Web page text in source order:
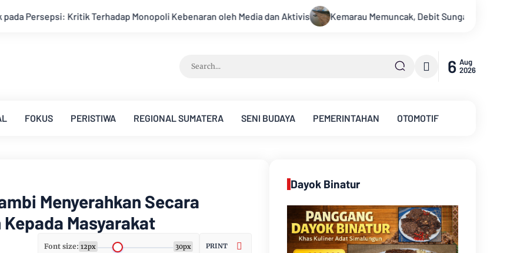
oleh Media dan Aktivis Kemarau Memuncak, Debit Sungai Batanghari Terus Menyusut, Jambi Hadapi Ancaman Krisis Air
6 Aug
2026
FOKUS PERISTIWA REGIONAL SUMATERA SENI BUDAYA PEMERINTAHAN OTOMOTIF
Menyerahkan Secara
Masyarakat
Font size: 12px 30px PRINT
Dayok Binatur